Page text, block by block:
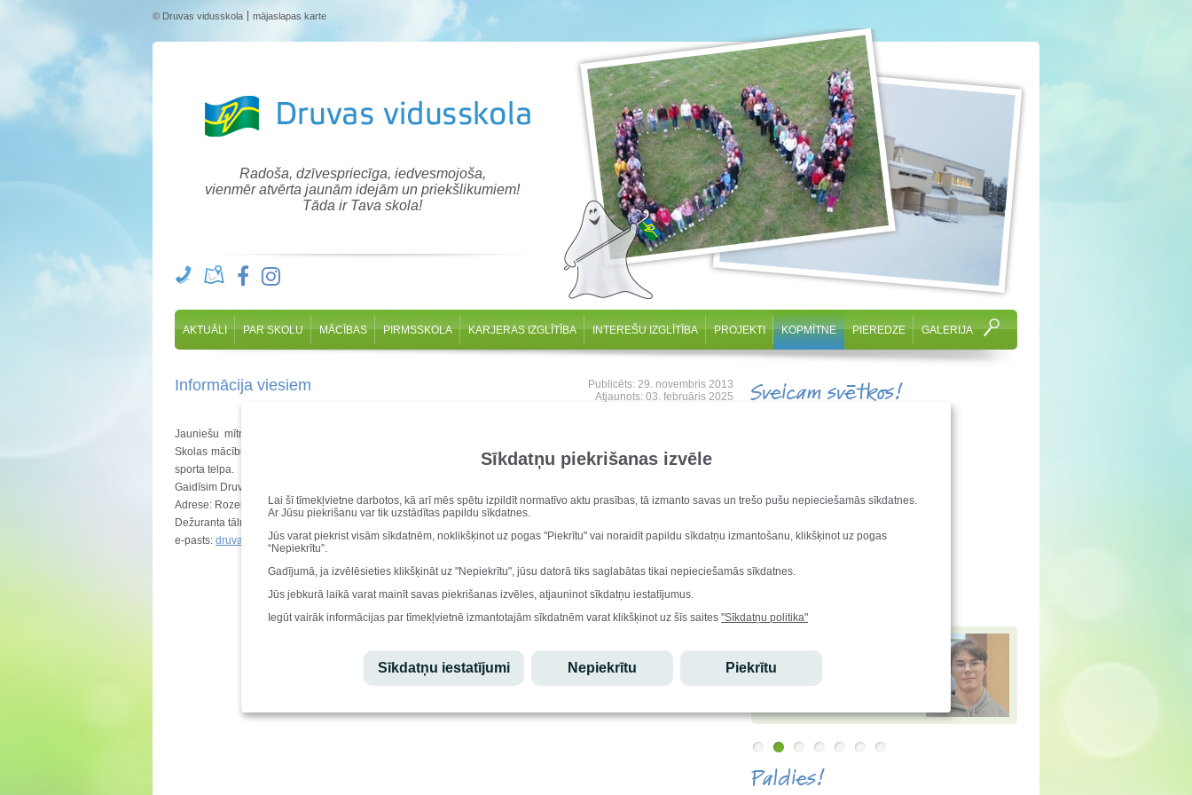
Sīkdatņu piekrišanas izvēle
Lai šī tīmekļvietne darbotos, kā arī mēs spētu izpildīt normatīvo aktu prasības, tā izmanto savas un trešo pušu nepieciešamās sīkdatnes.
Ar Jūsu piekrišanu var tik uzstādītas papildu sīkdatnes.
Jūs varat piekrist visām sīkdatnēm, noklikšķinot uz pogas "Piekrītu" vai noraidīt papildu sīkdatņu izmantošanu, klikšķinot uz pogas
“Nepiekrītu”.
Gadījumā, ja izvēlēsieties klikšķināt uz "Nepiekrītu", jūsu datorā tiks saglabātas tikai nepieciešamās sīkdatnes.
Jūs jebkurā laikā varat mainīt savas piekrišanas izvēles, atjauninot sīkdatņu iestatījumus.
Iegūt vairāk informācijas par tīmekļvietnē izmantotajām sīkdatnēm varat klikšķinot uz šīs saites "Sīkdatņu politika"
Sīkdatņu iestatījumi Nepiekrītu Piekrītu
© Druvas vidusskola mājaslapas karte
Radoša, dzīvespriecīga, iedvesmojoša,
vienmēr atvērta jaunām idejām un priekšlikumiem!
Tāda ir Tava skola!
AKTUĀLI PAR SKOLU MĀCĪBAS PIRMSSKOLA KARJERAS IZGLĪTĪBA INTEREŠU IZGLĪTĪBA PROJEKTI KOPMĪTNE PIEREDZE GALERIJA
Informācija viesiem
Publicēts: 29. novembris 2013
Atjaunots: 03. februāris 2025
Jauniešu mītne „DRUVA”, 5 km no Saldus piedāvā naktsmītnes: vasaras mēnešos (jūnijs-augusts) 100 vietas.
Skolas mācību laikā -30 vietas. Mītnē ir 1, 2, 3 un 4-vietīgas istabas, kā arī pieejama virtuve, veļas mazgātava un
sporta telpa.
Gaidīsim Druvas jauniešu mītnē!
Adrese: Rozentāla iela 3, Saldus pagasts, Saldus novads
Dežuranta tālr.
e-pasts: druva.jm@gmail.com
Sveicam svētkos!
Stundu saraksta izmaiņas
Ēdienkarte
ieguvis 1.pakāpi valsts
informātikas olimpiādē
3.pakāpi matemātikas atklātajā
Paldies!